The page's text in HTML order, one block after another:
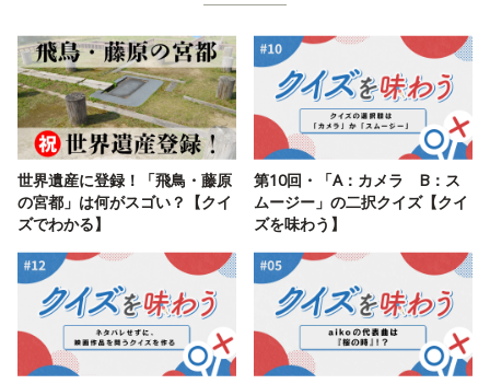
世界遺産に登録！「飛鳥・藤原
の宮都」は何がスゴい？【クイ
ズでわかる】
第10回・「A：カメラ B：ス
ムージー」の二択クイズ【クイ
ズを味わう】